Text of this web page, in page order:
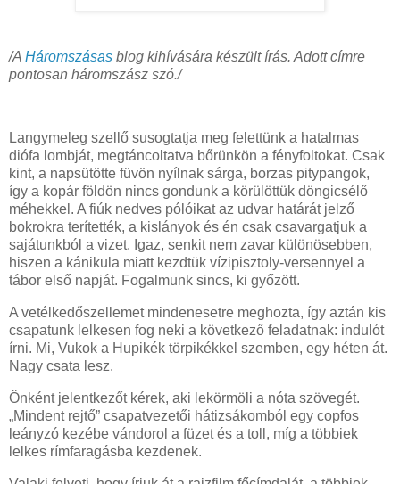
/A Háromszásas blog kihívására készült írás. Adott címre
pontosan háromszász szó./
Langymeleg szellő susogtatja meg felettünk a hatalmas
diófa lombját, megtáncoltatva bőrünkön a fényfoltokat. Csak
kint, a napsütötte füvön nyílnak sárga, borzas pitypangok,
így a kopár földön nincs gondunk a körülöttük döngicsélő
méhekkel. A fiúk nedves pólóikat az udvar határát jelző
bokrokra terítették, a kislányok és én csak csavargatjuk a
sajátunkból a vizet. Igaz, senkit nem zavar különösebben,
hiszen a kánikula miatt kezdtük vízipisztoly-versennyel a
tábor első napját. Fogalmunk sincs, ki győzött.
A vetélkedőszellemet mindenesetre meghozta, így aztán kis
csapatunk lelkesen fog neki a következő feladatnak: indulót
írni. Mi, Vukok a Hupikék törpikékkel szemben, egy héten át.
Nagy csata lesz.
Önként jelentkezőt kérek, aki lekörmöli a nóta szövegét.
„Mindent rejtő” csapatvezetői hátizsákomból egy copfos
leányzó kezébe vándorol a füzet és a toll, míg a többiek
lelkes rímfaragásba kezdenek.